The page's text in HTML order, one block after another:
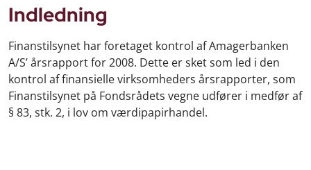
Indledning
Finanstilsynet har foretaget kontrol af Amagerbanken
A/S’ årsrapport for 2008. Dette er sket som led i den
kontrol af finansielle virksomheders årsrapporter, som
Finanstilsynet på Fondsrådets vegne udfører i medfør af
§ 83, stk. 2, i lov om værdipapirhandel.